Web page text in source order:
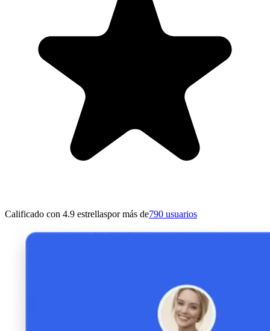
Calificado con 4.9 estrellaspor más de790 usuarios